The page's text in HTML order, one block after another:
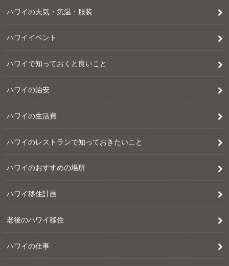
ハワイの天気・気温・服装
ハワイイベント
ハワイで知っておくと良いこと
ハワイの治安
ハワイの生活費
ハワイのレストランで知っておきたいこと
ハワイのおすすめの場所
ハワイ移住計画
老後のハワイ移住
ハワイの仕事